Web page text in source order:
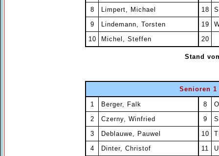
8
Limpert, Michael 18
9
Lindemann, Torsten 19
10
Michel, Steffen 20
Stand
Senioren 1
1 Berger, Falk 8
2
Czerny, Winfried 9
3
Deblauwe, Pauwel 10
4
Dinter, Christof 11